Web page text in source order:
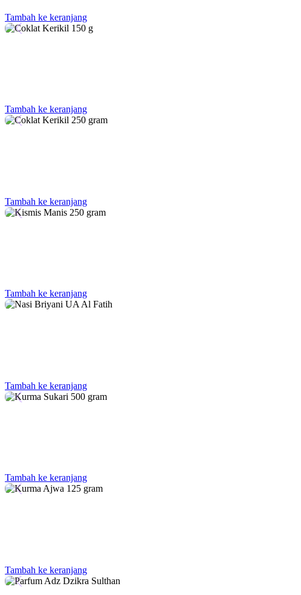
Tambah ke keranjang
Tambah ke keranjang
Tambah ke keranjang
Tambah ke keranjang
Tambah ke keranjang
Tambah ke keranjang
Tambah ke keranjang